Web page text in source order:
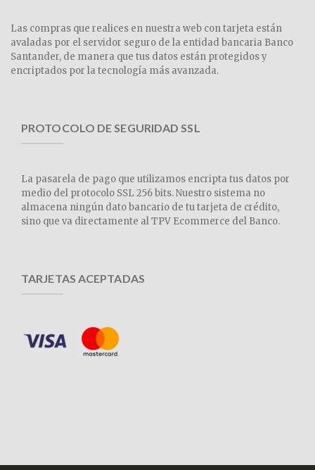
Las compras que realices en nuestra web con tarjeta están
avaladas por el servidor seguro de la entidad bancaria Banco
Santander, de manera que tus datos están protegidos y
encriptados por la tecnología más avanzada.
PROTOCOLO DE SEGURIDAD SSL
La pasarela de pago que utilizamos encripta tus datos por
medio del protocolo SSL 256 bits. Nuestro sistema no
almacena ningún dato bancario de tu tarjeta de crédito,
sino que va directamente al TPV Ecommerce del Banco.
TARJETAS ACEPTADAS